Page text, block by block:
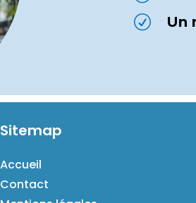
R Un
Sitemap
Accueil
Contact